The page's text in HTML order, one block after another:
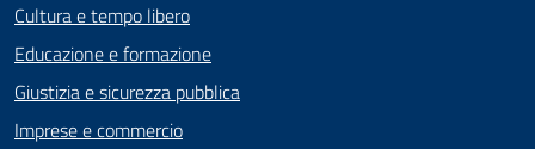
Cultura e tempo libero
Educazione e formazione
Giustizia e sicurezza pubblica
Imprese e commercio